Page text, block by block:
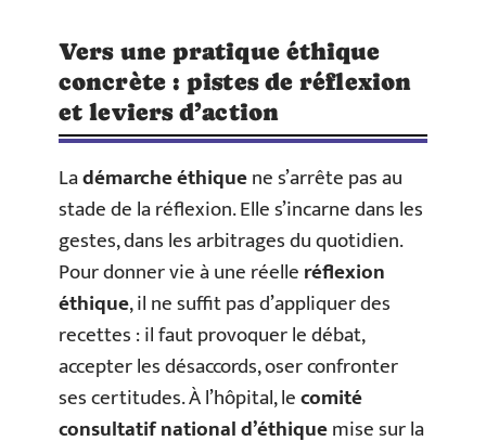
Vers une pratique éthique
concrète : pistes de réflexion
et leviers d’action
Ladémarche éthiquene s’arrête pas au
stade de la réflexion. Elle s’incarne dans les
gestes, dans les arbitrages du quotidien.
Pour donner vie à une réelleréflexion
éthique, il ne suffit pas d’appliquer des
recettes : il faut provoquer le débat,
accepter les désaccords, oser confronter
ses certitudes. À l’hôpital, lecomité
consultatif national d’éthiquemise sur la